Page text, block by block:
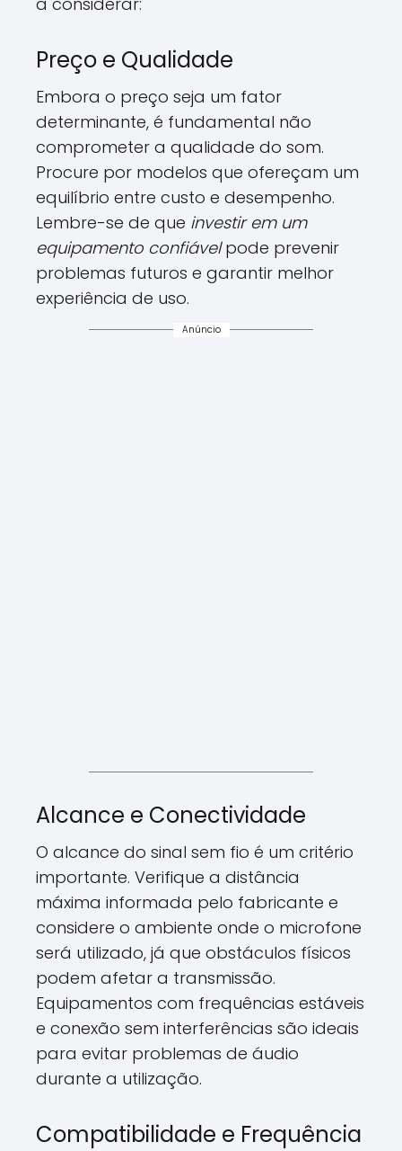
Preço e Qualidade
Embora o preço seja um fator
determinante, é fundamental não
comprometer a qualidade do som.
Procure por modelos que ofereçam um
equilíbrio entre custo e desempenho.
Lembre-se de que investir em um
equipamento confiávelpode prevenir
problemas futuros e garantir melhor
experiência de uso.
Anúncio
Alcance e Conectividade
O alcance do sinal sem fio é um critério
importante. Verifique a distância
máxima informada pelo fabricante e
considere o ambiente onde o microfone
será utilizado, já que obstáculos físicos
podem afetar a transmissão.
Equipamentos com frequências estáveis
e conexão sem interferências são ideais
para evitar problemas de áudio
durante a utilização.
Compatibilidade e Frequência